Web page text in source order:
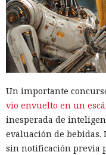
Un importante
vio envuelto en un
inesperada de
evaluación de bebidas.
sin notificación previa